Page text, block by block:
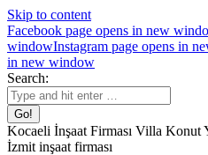
Skip to content
Facebook page opens in new
windowInstagram page opens in
in new window
Search:
Kocaeli İnşaat Firması Villa Konut
İzmit inşaat firması